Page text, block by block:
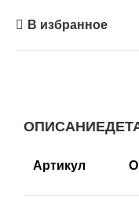
В избранное
ОПИСАНИЕ
Артикул